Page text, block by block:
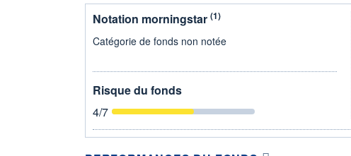
Notation morningstar (1)
Catégorie de fonds non notée
Risque du fonds
4/7